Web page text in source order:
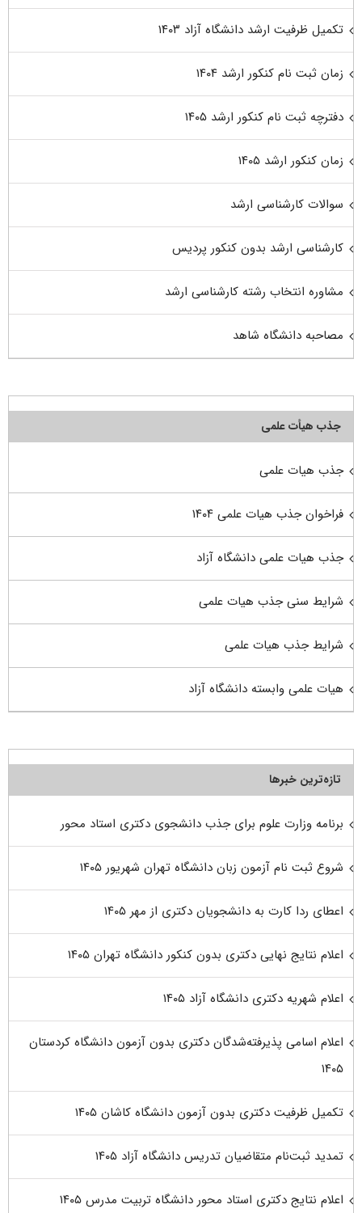
تکمیل ظرفیت ارشد دانشگاه آزاد ۱۴۰۳
زمان ثبت نام کنکور ارشد ۱۴۰۴
دفترچه ثبت نام کنکور ارشد ۱۴۰۵
زمان کنکور ارشد ۱۴۰۵
سوالات کارشناسی ارشد
کارشناسی ارشد بدون کنکور پردیس
مشاوره انتخاب رشته کارشناسی ارشد
مصاحبه دانشگاه شاهد
جذب هیأت علمی
جذب هیات علمی
فراخوان جذب هیات علمی ۱۴۰۴
جذب هیات علمی دانشگاه آزاد
شرایط سنی جذب هیات علمی
شرایط جذب هیات علمی
هیات علمی وابسته دانشگاه آزاد
تازه‌ترین خبرها
برنامه وزارت علوم برای جذب دانشجوی دکتری استاد محور
شروع ثبت نام آزمون زبان دانشگاه تهران شهریور ۱۴۰۵
اعطای ردا کارت به دانشجویان دکتری از مهر ۱۴۰۵
اعلام نتایج نهایی دکتری بدون کنکور دانشگاه تهران ۱۴۰۵
اعلام شهریه دکتری دانشگاه آزاد ۱۴۰۵
اعلام اسامی پذیرفته‌شدگان دکتری بدون آزمون دانشگاه کردستان
۱۴۰۵
تکمیل ظرفیت دکتری بدون آزمون دانشگاه کاشان ۱۴۰۵
تمدید ثبت‌نام متقاضیان تدریس دانشگاه آزاد ۱۴۰۵
اعلام نتایج دکتری استاد محور دانشگاه تربیت مدرس ۱۴۰۵